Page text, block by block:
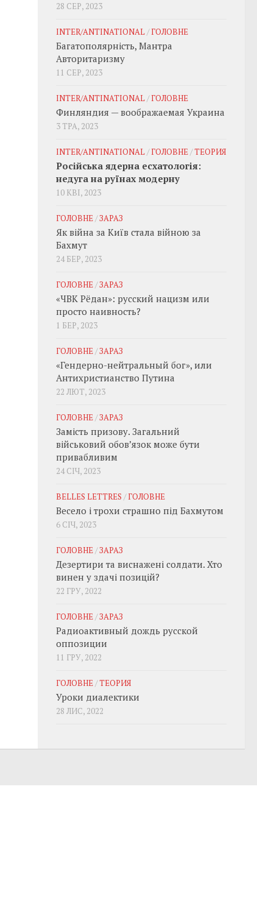
28 СЕР, 2023
INTER/ANTINATIONAL/ГОЛОВНЕ
Багатополярність, Мантра
Авторитаризму
11 СЕР, 2023
INTER/ANTINATIONAL/ГОЛОВНЕ
Финляндия — воображаемая Украина
3 ТРА, 2023
INTER/ANTINATIONAL/ГОЛОВНЕ/ТЕОРИЯ
Російська ядерна есхатологія:
недуга на руїнах модерну
10 КВІ, 2023
ГОЛОВНЕ/ЗАРАЗ
Як війна за Київ стала війною за
Бахмут
24 БЕР, 2023
ГОЛОВНЕ/ЗАРАЗ
«ЧВК Рёдан»: русский нацизм или
просто наивность?
1 БЕР, 2023
ГОЛОВНЕ/ЗАРАЗ
«Гендерно-нейтральный бог», или
Антихристианство Путина
22 ЛЮТ, 2023
ГОЛОВНЕ/ЗАРАЗ
Замість призову. Загальний
військовий обовʼязок може бути
привабливим
24 СІЧ, 2023
BELLES LETTRES /ГОЛОВНЕ
Весело і трохи страшно під Бахмутом
6 СІЧ, 2023
ГОЛОВНЕ/ЗАРАЗ
Дезертири та виснажені солдати. Хто
винен у здачі позицій?
22 ГРУ, 2022
ГОЛОВНЕ/ЗАРАЗ
Радиоактивный дождь русской
оппозиции
11 ГРУ, 2022
ГОЛОВНЕ/ТЕОРИЯ
Уроки диалектики
28 ЛИС, 2022